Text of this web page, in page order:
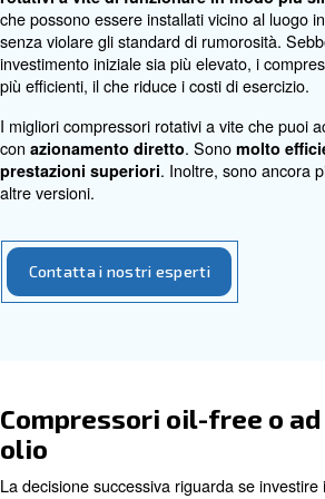
Con molti tipi diversi tra cui
compressori rotativi a vite utilizzato
Diamo un'occhiata da vicino alle
vite.
Tipo di azionamento
ingranaggi una trasmissione
I compressori rotativi a vite
robusti, facili da installare e da